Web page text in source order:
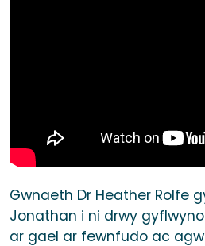
Gwnaeth Dr Heather Rolfe
Jonathan i ni drwy
ar gael ar fewnfudo ac